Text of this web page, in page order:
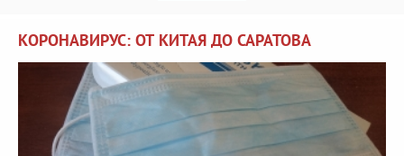
КОРОНАВИРУС: ОТ КИТАЯ ДО САРАТОВА